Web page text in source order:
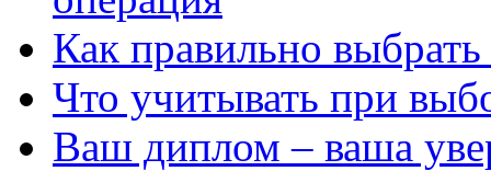
Как правильно
Что учитывать при
Ваш диплом – ваша